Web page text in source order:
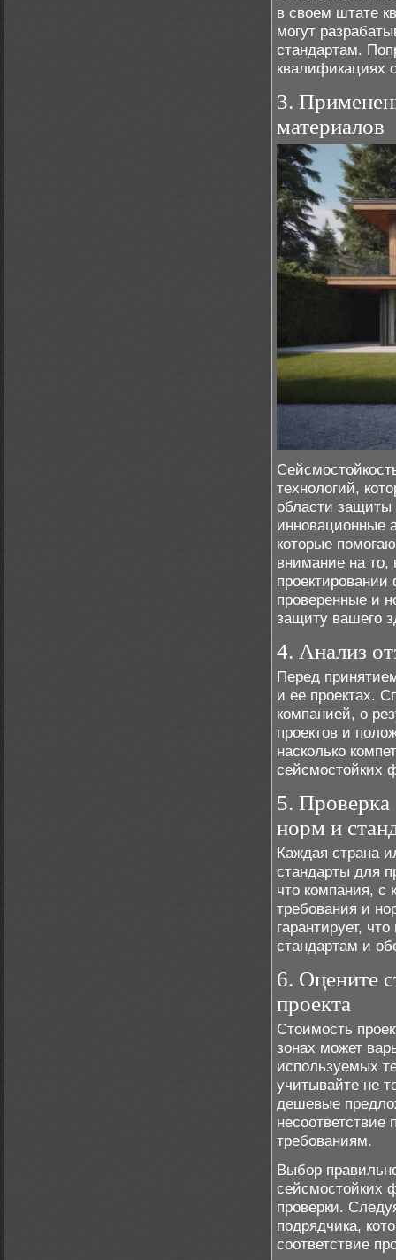
в своем штате
могут
стандартам.
квалификациях
3.
материалов
технологий,
области защиты
инновационные
которые
внимание на то,
проверенные и
защиту вашего
4. Анализ
Перед
и ее проектах.
компанией, о
проектов и
насколько
сейсмостойких
5.
норм и
Каждая страна
стандарты для
что компания, с
требования и
гарантирует,
стандартам и
6. Оцените
проекта
Стоимость
зонах может
используемых
учитывайте не
дешевые
требованиям.
Выбор
сейсмостойких
проверки.
подрядчика,
соответствие